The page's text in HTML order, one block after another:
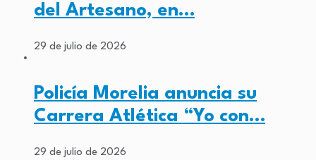
del Artesano, en…
29 de julio de 2026
Policía Morelia anuncia su
Carrera Atlética “Yo con…
29 de julio de 2026